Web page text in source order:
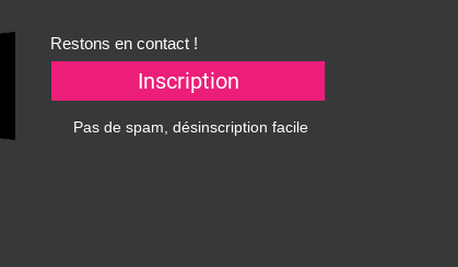
Restons en contact !